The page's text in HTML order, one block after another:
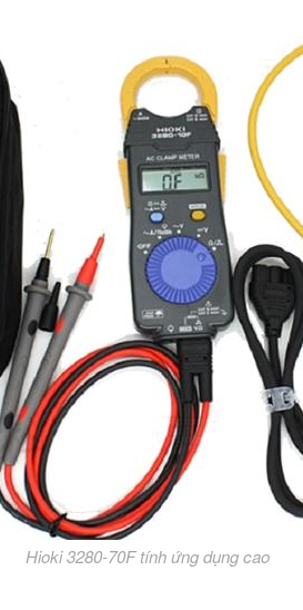
Hioki 3280-70F tính ứng dụng cao